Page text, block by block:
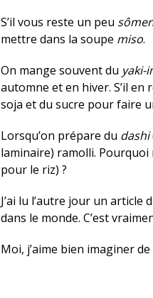
S’il vous reste un peu
mettre dans la soupe miso.
On mange souvent du yaki-
automne et en hiver. S’il
soja et du sucre pour faire
Lorsqu’on prépare du dashi
laminaire) ramolli. Pourquoi
pour le riz) ?
J’ai lu l’autre jour un article
dans le monde. C’est
Moi, j’aime bien imaginer